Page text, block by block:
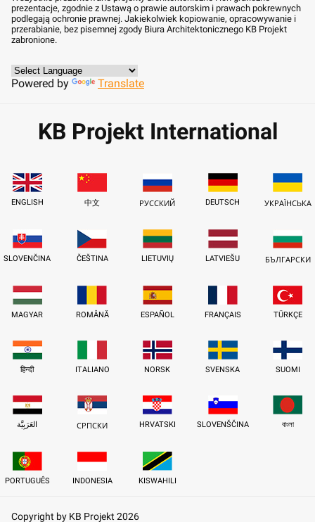
prezentacje, zgodnie z Ustawą o prawie autorskim i prawach pokrewnych
podlegają ochronie prawnej. Jakiekolwiek kopiowanie, opracowywanie i
przerabianie, bez pisemnej zgody Biura Architektonicznego KB Projekt
zabronione.
Powered by Translate
KB Projekt International
ENGLISH 中文 РУССКИЙ DEUTSCH УКРАЇНСЬКА
SLOVENČINA ČEŠTINA LIETUVIŲ LATVIEŠU БЪЛГАРСКИ
MAGYAR ROMÂNĂ ESPAÑOL FRANÇAIS TÜRKÇE
हिन्दी ITALIANO NORSK SVENSKA SUOMI
العَرَبِيَّة СРПСКИ HRVATSKI SLOVENŠČINA বাংলা
PORTUGUÊS INDONESIA KISWAHILI
Copyright by KB Projekt 2026